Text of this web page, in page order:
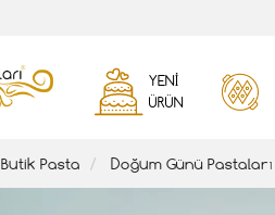
YENI
ÜRÜN
Butik Pasta Doğum Günü Pastaları